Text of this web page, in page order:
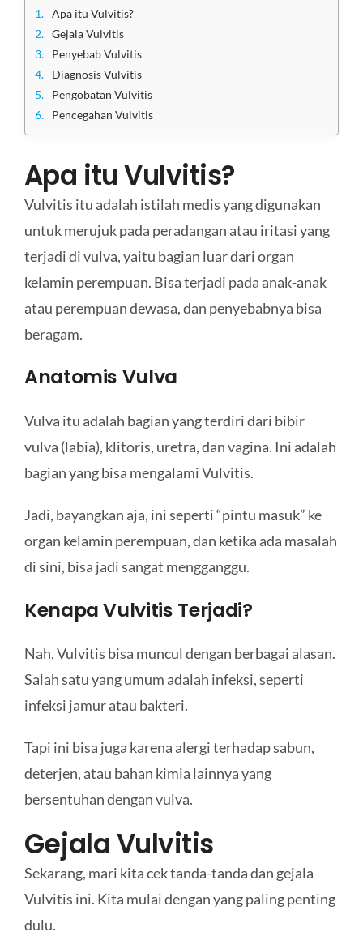
Apa itu Vulvitis?
Gejala Vulvitis
Penyebab Vulvitis
Diagnosis Vulvitis
Pengobatan Vulvitis
Pencegahan Vulvitis
Apa itu Vulvitis?
Vulvitis itu adalah istilah medis yang digunakan
untuk merujuk pada peradangan atau iritasi yang
terjadi di vulva, yaitu bagian luar dari organ
kelamin perempuan. Bisa terjadi pada anak-anak
atau perempuan dewasa, dan penyebabnya bisa
beragam.
Anatomis Vulva
Vulva itu adalah bagian yang terdiri dari bibir
vulva (labia), klitoris, uretra, dan vagina. Ini adalah
bagian yang bisa mengalami Vulvitis.
Jadi, bayangkan aja, ini seperti “pintu masuk” ke
organ kelamin perempuan, dan ketika ada masalah
di sini, bisa jadi sangat mengganggu.
Kenapa Vulvitis Terjadi?
Nah, Vulvitis bisa muncul dengan berbagai alasan.
Salah satu yang umum adalah infeksi, seperti
infeksi jamur atau bakteri.
Tapi ini bisa juga karena alergi terhadap sabun,
deterjen, atau bahan kimia lainnya yang
bersentuhan dengan vulva.
Gejala Vulvitis
Sekarang, mari kita cek tanda-tanda dan gejala
Vulvitis ini. Kita mulai dengan yang paling penting
dulu.